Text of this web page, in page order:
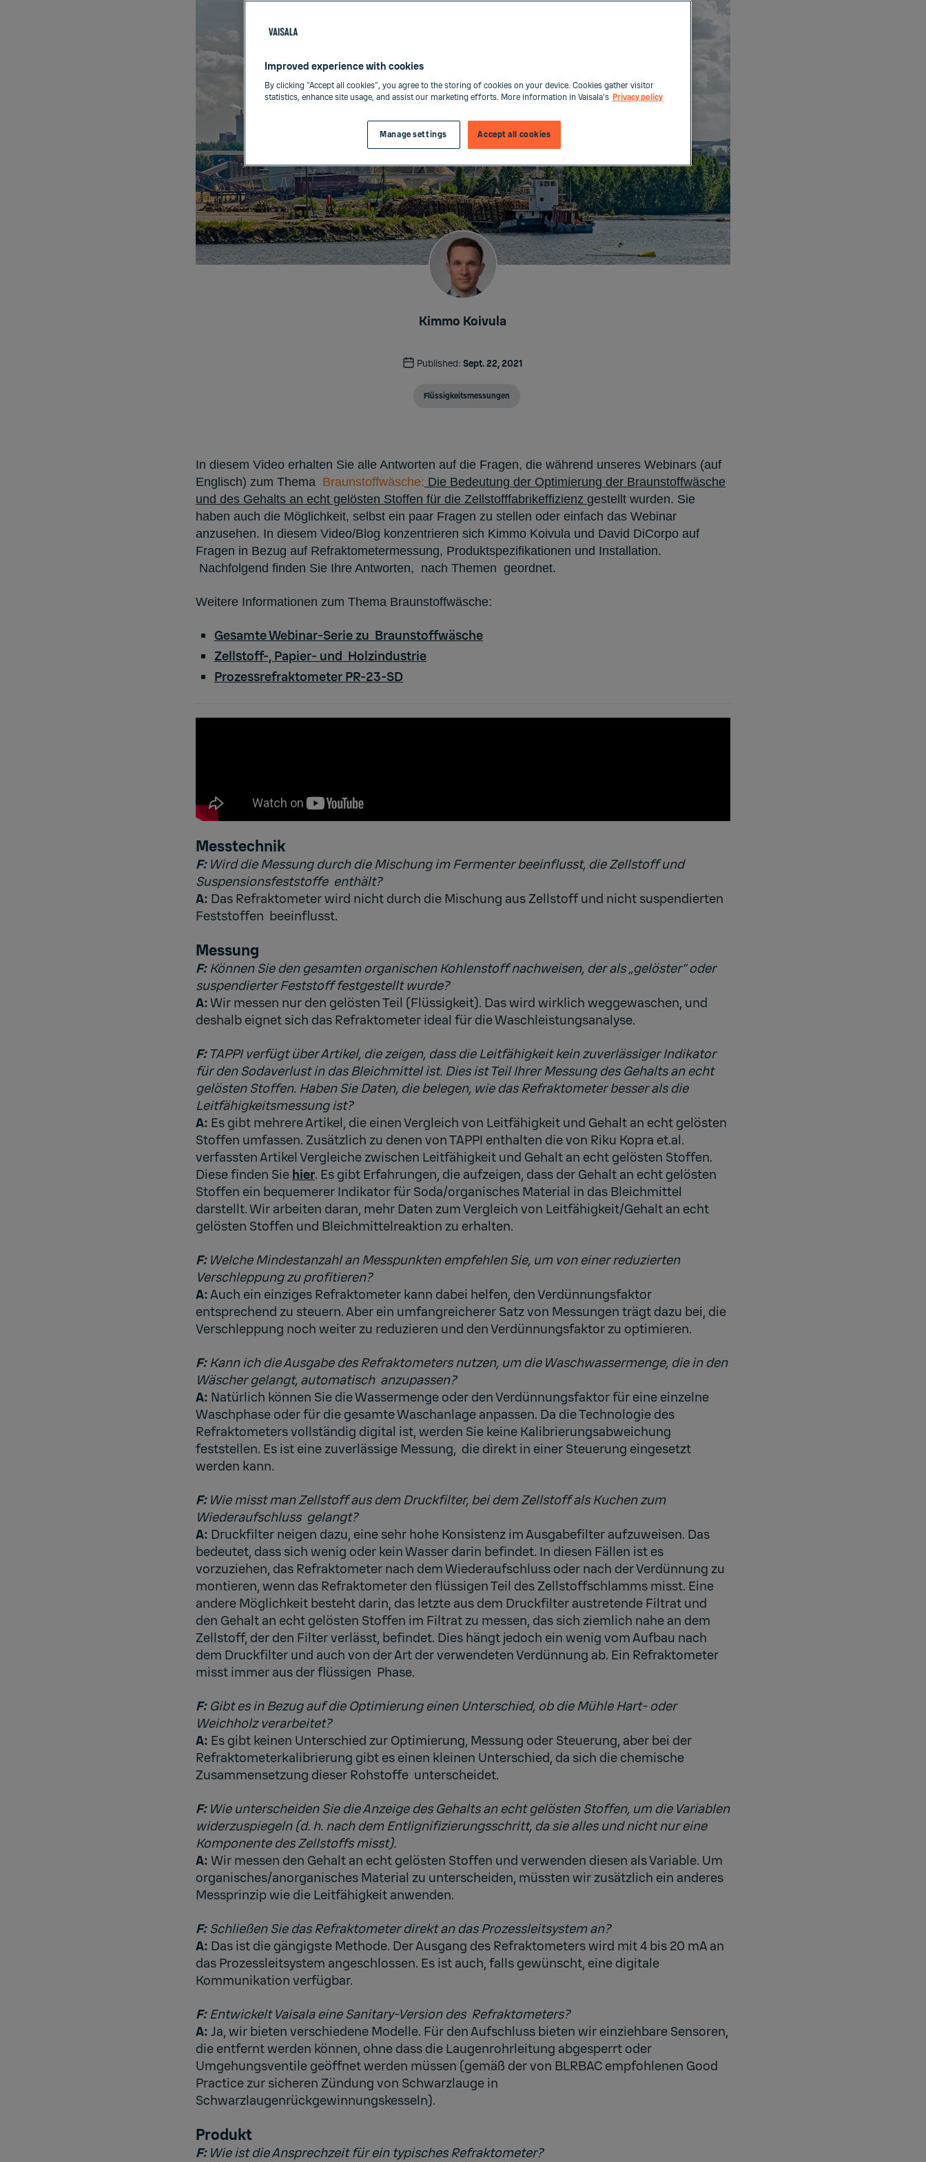
Kimmo Koivula
Published: Sept. 22, 2021
Flüssigkeitsmessungen
In diesem Video erhalten Sie alle Antworten auf die Fragen, die während unseres Webinars (auf
Englisch) zum Thema Braunstoffwäsche: Die Bedeutung der Optimierung der Braunstoffwäsche
und des Gehalts an echt gelösten Stoffen für die Zellstofffabrikeffizienz gestellt wurden. Sie
haben auch die Möglichkeit, selbst ein paar Fragen zu stellen oder einfach das Webinar
anzusehen. In diesem Video/Blog konzentrieren sich Kimmo Koivula und David DiCorpo auf
Fragen in Bezug auf Refraktometermessung, Produktspezifikationen und Installation.
Nachfolgend finden Sie Ihre Antworten, nach Themen geordnet.
Weitere Informationen zum Thema Braunstoffwäsche:
Gesamte Webinar-Serie zu Braunstoffwäsche
Zellstoff-, Papier- und Holzindustrie
Prozessrefraktometer PR-23-SD
Messtechnik
F:Wird die Messung durch die Mischung im Fermenter beeinflusst, die Zellstoff und
Suspensionsfeststoffe enthält?
A: Das Refraktometer wird nicht durch die Mischung aus Zellstoff und nicht suspendierten
Feststoffen beeinflusst.
Messung
F:Können Sie den gesamten organischen Kohlenstoff nachweisen, der als „gelöster“ oder
suspendierter Feststoff festgestellt wurde?
A:Wir messen nur den gelösten Teil (Flüssigkeit). Das wird wirklich weggewaschen, und
deshalb eignet sich das Refraktometer ideal für die Waschleistungsanalyse.
F:TAPPI verfügt über Artikel, die zeigen, dass die Leitfähigkeit kein zuverlässiger Indikator
für den Sodaverlust in das Bleichmittel ist. Dies ist Teil Ihrer Messung des Gehalts an echt
gelösten Stoffen. Haben Sie Daten, die belegen, wie das Refraktometer besser als die
Leitfähigkeitsmessung ist?
A: Es gibt mehrere Artikel, die einen Vergleich von Leitfähigkeit und Gehalt an echt gelösten
Stoffen umfassen. Zusätzlich zu denen von TAPPI enthalten die von Riku Kopra et.al.
verfassten Artikel Vergleiche zwischen Leitfähigkeit und Gehalt an echt gelösten Stoffen.
Diese finden Sie hier. Es gibt Erfahrungen, die aufzeigen, dass der Gehalt an echt gelösten
Stoffen ein bequemerer Indikator für Soda/organisches Material in das Bleichmittel
darstellt. Wir arbeiten daran, mehr Daten zum Vergleich von Leitfähigkeit/Gehalt an echt
gelösten Stoffen und Bleichmittelreaktion zu erhalten.
F:Welche Mindestanzahl an Messpunkten empfehlen Sie, um von einer reduzierten
Verschleppung zu profitieren?
A:Auch ein einziges Refraktometer kann dabei helfen, den Verdünnungsfaktor
entsprechend zu steuern. Aber ein umfangreicherer Satz von Messungen trägt dazu bei, die
Verschleppung noch weiter zu reduzieren und den Verdünnungsfaktor zu optimieren.
F:Kann ich die Ausgabe des Refraktometers nutzen, um die Waschwassermenge, die in den
Wäscher gelangt, automatisch anzupassen?
A: Natürlich können Sie die Wassermenge oder den Verdünnungsfaktor für eine einzelne
Waschphase oder für die gesamte Waschanlage anpassen. Da die Technologie des
Refraktometers vollständig digital ist, werden Sie keine Kalibrierungsabweichung
feststellen. Es ist eine zuverlässige Messung, die direkt in einer Steuerung eingesetzt
werden kann.
F:Wie misst man Zellstoff aus dem Druckfilter, bei dem Zellstoff als Kuchen zum
Wiederaufschluss gelangt?
A: Druckfilter neigen dazu, eine sehr hohe Konsistenz im Ausgabefilter aufzuweisen. Das
bedeutet, dass sich wenig oder kein Wasser darin befindet. In diesen Fällen ist es
vorzuziehen, das Refraktometer nach dem Wiederaufschluss oder nach der Verdünnung zu
montieren, wenn das Refraktometer den flüssigen Teil des Zellstoffschlamms misst. Eine
andere Möglichkeit besteht darin, das letzte aus dem Druckfilter austretende Filtrat und
den Gehalt an echt gelösten Stoffen im Filtrat zu messen, das sich ziemlich nahe an dem
Zellstoff, der den Filter verlässt, befindet. Dies hängt jedoch ein wenig vom Aufbau nach
dem Druckfilter und auch von der Art der verwendeten Verdünnung ab. Ein Refraktometer
misst immer aus der flüssigen Phase.
F:Gibt es in Bezug auf die Optimierung einen Unterschied, ob die Mühle Hart- oder
Weichholz verarbeitet?
A: Es gibt keinen Unterschied zur Optimierung, Messung oder Steuerung, aber bei der
Refraktometerkalibrierung gibt es einen kleinen Unterschied, da sich die chemische
Zusammensetzung dieser Rohstoffe unterscheidet.
F:Wie unterscheiden Sie die Anzeige des Gehalts an echt gelösten Stoffen, um die Variablen
widerzuspiegeln (d. h. nach dem Entlignifizierungsschritt, da sie alles und nicht nur eine
Komponente des Zellstoffs misst).
A: Wir messen den Gehalt an echt gelösten Stoffen und verwenden diesen als Variable. Um
organisches/anorganisches Material zu unterscheiden, müssten wir zusätzlich ein anderes
Messprinzip wie die Leitfähigkeit anwenden.
F:Schließen Sie das Refraktometer direkt an das Prozessleitsystem an?
A: Das ist die gängigste Methode. Der Ausgang des Refraktometers wird mit 4 bis 20 mA an
das Prozessleitsystem angeschlossen. Es ist auch, falls gewünscht, eine digitale
Kommunikation verfügbar.
F: Entwickelt Vaisala eine Sanitary-Version des Refraktometers?
A: Ja, wir bieten verschiedene Modelle. Für den Aufschluss bieten wir einziehbare Sensoren,
die entfernt werden können, ohne dass die Laugenrohrleitung abgesperrt oder
Umgehungsventile geöffnet werden müssen (gemäß der von BLRBAC empfohlenen Good
Practice zur sicheren Zündung von Schwarzlauge in
Schwarzlaugenrückgewinnungskesseln).
Produkt
F:Wie ist die Ansprechzeit für ein typisches Refraktometer?
Improved experience with cookies
By clicking “Accept all cookies”, you agree to the storing of cookies on your device. Cookies gather visitor
statistics, enhance site usage, and assist our marketing efforts. More information in Vaisala's Privacy policy
Accept all cookies
Manage settings